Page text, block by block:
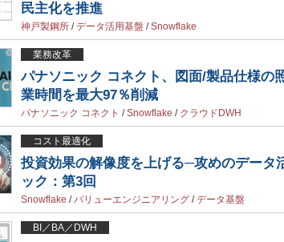
民主化を推進
神戸製鋼所 /データ活用基盤 /Snowflake
業務改革
パナソニック コネクト、図面/製品仕様の
業時間を最大97％削減
パナソニック コネクト /Snowflake / クラウドDWH
コスト最適化
投資効果の解像度を上げる─攻めのデータ
ック：第3回
Snowflake /バリューエンジニアリング /データ基盤
BI／BA／DWH